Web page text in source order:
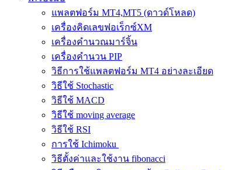
แพลตฟอร์ม MT4,MT5 (ดาวด์โหลด)
เครื่องคิดเลขฟอเร็กซ์XM
เครื่องคำนวณมาร์จิ้น
เครื่องคำนวน PIP
วิธีการใช้แพลตฟอร์ม MT4 อย่างละเอียด
วิธีใช้ Stochastic
วิธีใช้ MACD
วิธีใช้ moving average
วิธีใช้ RSI
การใช้ Ichimoku
วิธีตั้งค่าและใช้งาน fibonacci